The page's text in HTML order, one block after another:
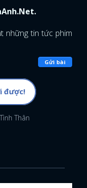
những tin tức phim
Gửi bài
được!
Thân